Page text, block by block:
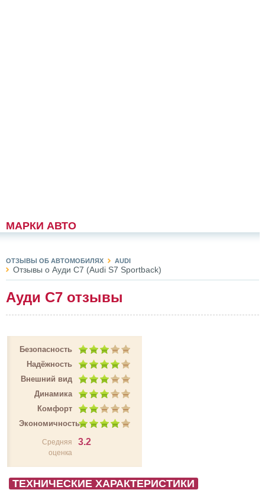
МАРКИ АВТО
ОТЗЫВЫ ОБ АВТОМОБИЛЯХ AUDI
Отзывы о Ауди С7 (Audi S7 Sportback)
Ауди С7 отзывы
Безопасность
Надёжность
Внешний вид
Динамика
Комфорт
Экономичность
Средняя
оценка
3.2
ТЕХНИЧЕСКИЕ ХАРАКТЕРИСТИКИ